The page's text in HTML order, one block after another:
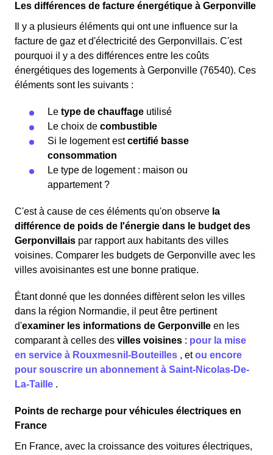
Les différences de facture énergétique à Gerponville
Il y a plusieurs éléments qui ont une influence sur la
facture de gaz et d'électricité des Gerponvillais. C'est
pourquoi il y a des différences entre les coûts
énergétiques des logements à Gerponville (76540). Ces
éléments sont les suivants :
Le type de chauffage utilisé
Le choix de combustible
Si le logement estcertifié basse
consommation
Le type de logement : maison ou
appartement ?
C'est à cause de ces éléments qu'on observe la
différence de poids de l'énergie dans le budget des
Gerponvillais par rapport aux habitants des villes
voisines. Comparer les budgets de Gerponville avec les
villes avoisinantes est une bonne pratique.
Étant donné que les données diffèrent selon les villes
dans la région Normandie, il peut être pertinent
d'examiner les informations de Gerponville en les
comparant à celles des villes voisines : pour la mise
en service à Rouxmesnil-Bouteilles , etou encore
pour souscrire un abonnement à Saint-Nicolas-De-
La-Taille .
Points de recharge pour véhicules électriques en
France
En France, avec la croissance des voitures électriques,